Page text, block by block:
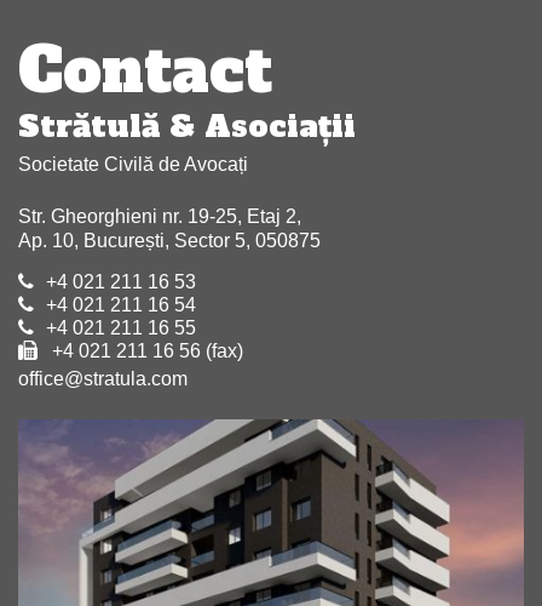
Contact
Strătulă & Asociaţii
Societate Civilă de Avocați
Str. Gheorghieni nr. 19-25, Etaj 2,
Ap. 10, București, Sector 5, 050875
+4 021 211 16 53
+4 021 211 16 54
+4 021 211 16 55
+4 021 211 16 56 (fax)
office@stratula.com